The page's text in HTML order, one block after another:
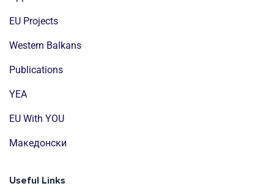
EU Projects
Western Balkans
Publications
YEA
EU With YOU
Mакедонски
Useful Links